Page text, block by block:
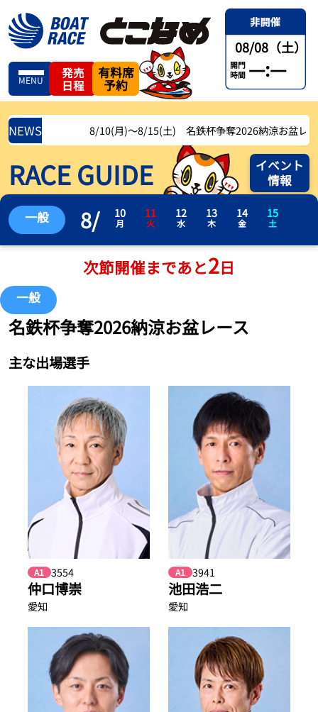
MENU
発売
日程
有料席
予約
08/08（土）
開門
時間 —:—
NEWS 8/10(月)〜8/15(土) 名鉄杯争奪2026納涼お盆レース
RACE GUIDE
イベント
情報
一般 8/ 10
月
11
火
12
水
13
木
14
金
15
土
次節開催まであと2日
一般
名鉄杯争奪2026納涼お盆レース
主な出場選手
A1 3554
仲口博崇
愛知
A1 3941
池田浩二
愛知